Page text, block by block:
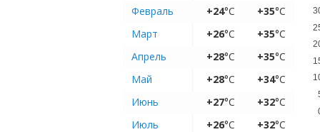
Февраль
+24°C +35°C
Март
+26°C +35°C
Апрель
+28°C +35°C
Май
+28°C +34°C
Июнь
+27°C +32°C
Июль
+26°C +32°C